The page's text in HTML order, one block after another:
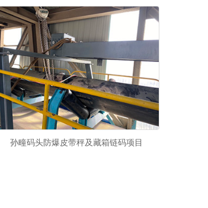
孙疃码头防爆皮带秤及藏箱链码项目